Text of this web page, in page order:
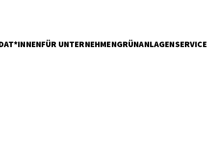
FÜR UNTERNEHMENGRÜNANLAGENSERVICE